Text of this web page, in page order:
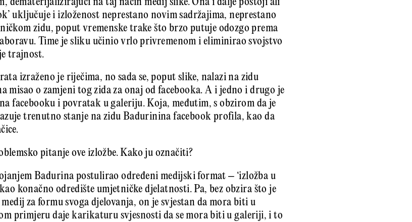
uključuje i izloženost neprestano novim sadržajima, neprestano
zidu, poput vremenske trake što brzo putuje odozgo prema
Time je sliku učinio vrlo privremenom i eliminirao svojstvo
trajnost.
izraženo je riječima, no sada se, poput slike, nalazi na zidu
misao o zamjeni tog zida za onaj od facebooka. A i jedno i drugo je
facebooku i povratak u galeriju. Koja, međutim, s obzirom da je
trenutno stanje na zidu Badurinina facebook profila, kao da
pitanje ove izložbe. Kako ju označiti?
Badurina postulirao određeni medijski format – ‘izložba u
konačno odredište umjetničke djelatnosti. Pa, bez obzira što je
za formu svoga djelovanja, on je svjestan da mora biti u
primjeru daje karikaturu svjesnosti da se mora biti u galeriji, i to